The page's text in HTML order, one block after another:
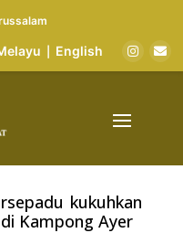
English
kukuhkan
Kampong Ayer